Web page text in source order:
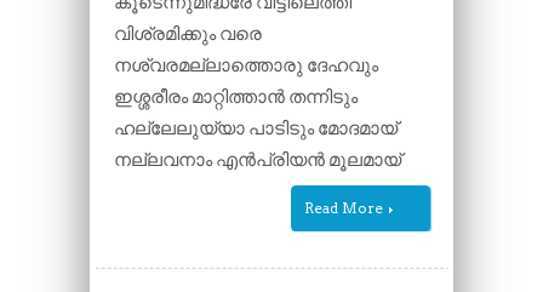
വിശ്രമിക്കും വരെ
നശ്വരമല്ലാത്തൊരു ദേഹവും
ഇശ്ശരീരം മാറ്റിത്താൻ തന്നിടും
ഹല്ലേലുയ്യാ പാടിടും മോദമായ്
നല്ലവനാം എൻപ്രിയൻ മൂലമായ്
Read More